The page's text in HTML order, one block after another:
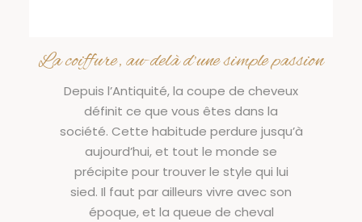
La coiffure, au-delà d’une simple passion
Depuis l’Antiquité, la coupe de cheveux
définit ce que vous êtes dans la
société. Cette habitude perdure jusqu’à
aujourd’hui, et tout le monde se
précipite pour trouver le style qui lui
sied. Il faut par ailleurs vivre avec son
époque, et la queue de cheval